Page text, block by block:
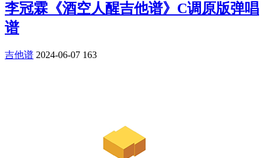
李冠霖《酒空人醒吉他谱》C调原版弹唱
谱
吉他谱 2024-06-07 163